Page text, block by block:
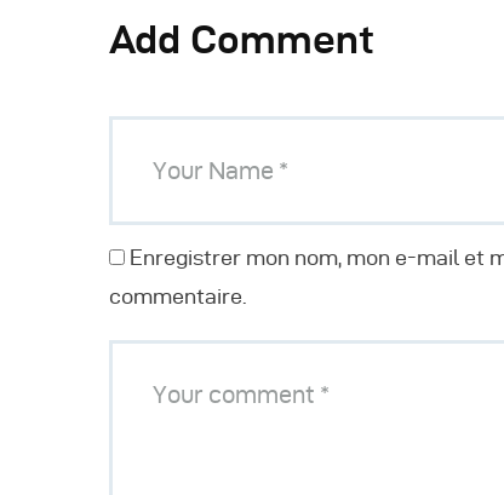
Add Comment
Enregistrer mon nom, mon e-mail et
commentaire.